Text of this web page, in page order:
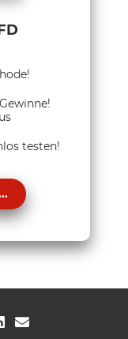
testen!